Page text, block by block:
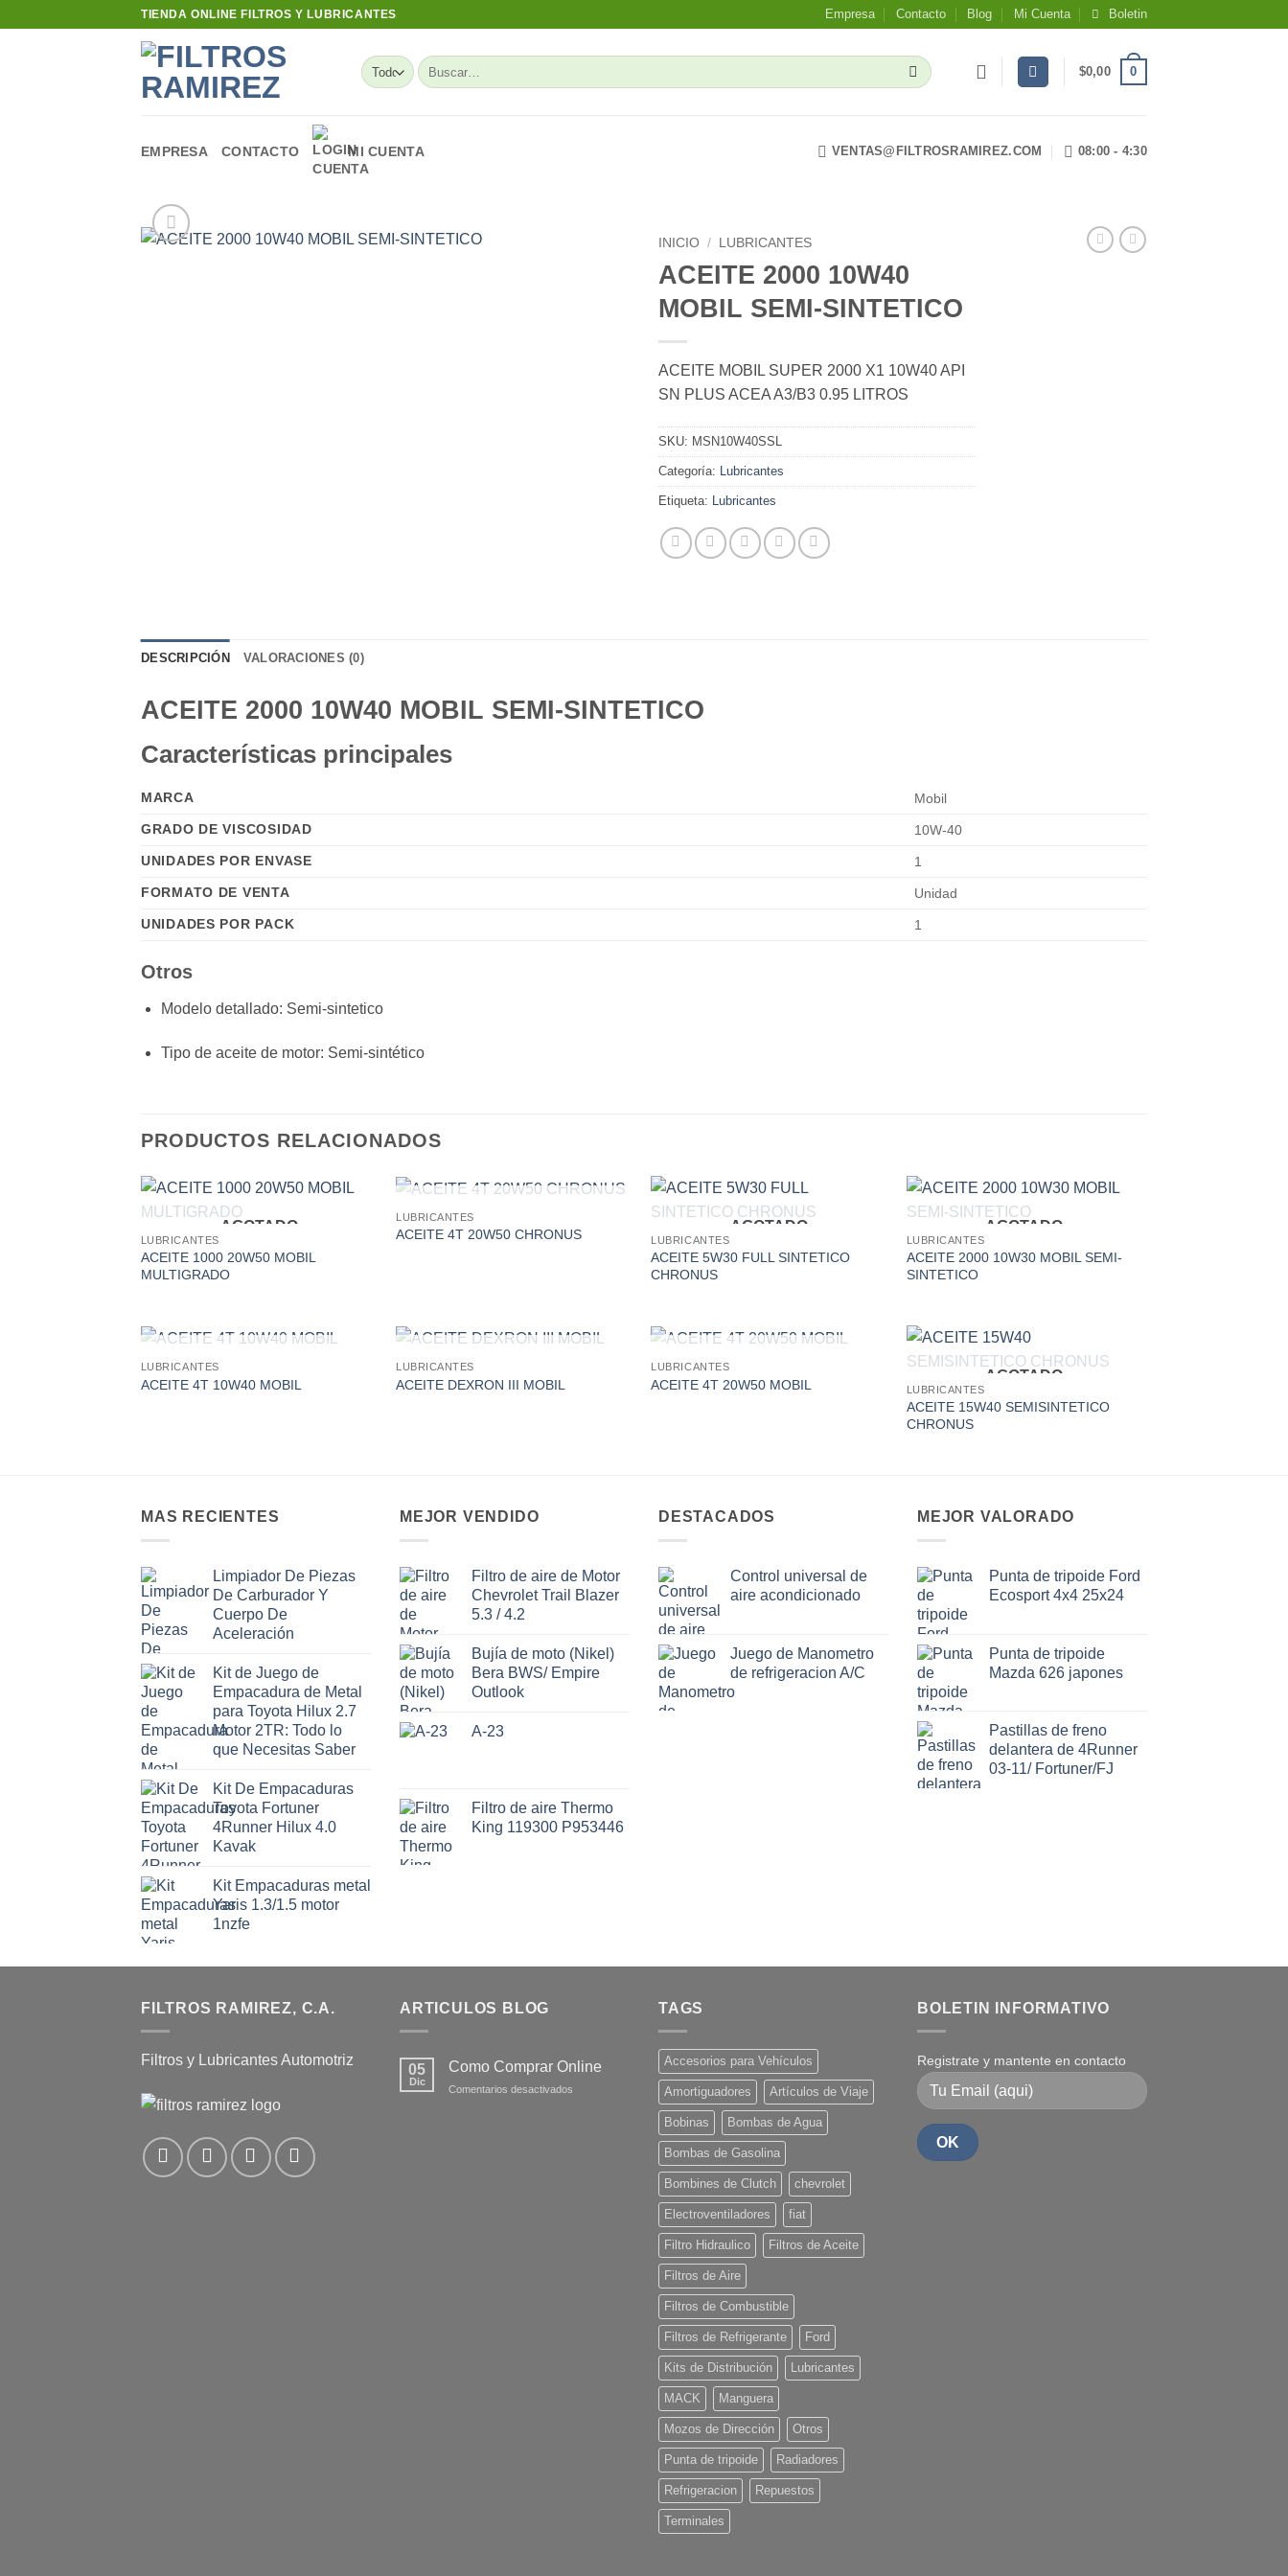
TIENDA ONLINE FILTROS Y LUBRICANTES Empresa Contacto Blog Mi Cuenta Boletin
Buscar
por:
$0,00 0
EMPRESA CONTACTO MI CUENTA VENTAS@FILTROSRAMIREZ.COM 08:00 - 4:30
INICIO / LUBRICANTES
ACEITE 2000 10W40
MOBIL SEMI-SINTETICO
ACEITE MOBIL SUPER 2000 X1 10W40 API
SN PLUS ACEA A3/B3 0.95 LITROS
SKU: MSN10W40SSL
Categoría: Lubricantes
Etiqueta: Lubricantes
DESCRIPCIÓN VALORACIONES (0)
ACEITE 2000 10W40 MOBIL SEMI-SINTETICO
Características principales
MARCA
Mobil
GRADO DE VISCOSIDAD
10W-40
UNIDADES POR ENVASE
1
FORMATO DE VENTA
Unidad
UNIDADES POR PACK
1
Otros
Modelo detallado: Semi-sintetico
Tipo de aceite de motor: Semi-sintético
PRODUCTOS RELACIONADOS
AGOTADO
LUBRICANTES
ACEITE 1000 20W50 MOBIL
MULTIGRADO
wishlist
LUBRICANTES
ACEITE 4T 20W50 CHRONUS
AGOTADO
LUBRICANTES
ACEITE 5W30 FULL SINTETICO
CHRONUS
AGOTADO
LUBRICANTES
ACEITE 2000 10W30 MOBIL SEMI-
SINTETICO
LUBRICANTES
ACEITE 4T 10W40 MOBIL
LUBRICANTES
ACEITE DEXRON III MOBIL
LUBRICANTES
ACEITE 4T 20W50 MOBIL
AGOTADO
LUBRICANTES
ACEITE 15W40 SEMISINTETICO
CHRONUS
MAS RECIENTES
Limpiador De Piezas
De Carburador Y
Cuerpo De
Aceleración
Kit de Juego de
Empacadura de Metal
para Toyota Hilux 2.7
Motor 2TR: Todo lo
que Necesitas Saber
Kit De Empacaduras
Toyota Fortuner
4Runner Hilux 4.0
Kavak
Kit Empacaduras metal
Yaris 1.3/1.5 motor
1nzfe
MEJOR VENDIDO
Filtro de aire de Motor
Chevrolet Trail Blazer
5.3 / 4.2
Bujía de moto (Nikel)
Bera BWS/ Empire
Outlook
A-23
Filtro de aire Thermo
King 119300 P953446
DESTACADOS
Control universal de
aire acondicionado
Juego de Manometro
de refrigeracion A/C
MEJOR VALORADO
Punta de tripoide Ford
Ecosport 4x4 25x24
Punta de tripoide
Mazda 626 japones
Pastillas de freno
delantera de 4Runner
03-11/ Fortuner/FJ
FILTROS RAMIREZ, C.A.
Filtros y Lubricantes Automotriz
ARTICULOS BLOG
05
Dic
Como Comprar Online
Comentarios desactivados
TAGS
Accesorios para Vehículos
Amortiguadores Artículos de Viaje
Bobinas Bombas de Agua
Bombas de Gasolina
Bombines de Clutch chevrolet
Electroventiladores fiat
Filtro Hidraulico Filtros de Aceite
Filtros de Aire
Filtros de Combustible
Filtros de Refrigerante Ford
Kits de Distribución Lubricantes
MACK Manguera
Mozos de Dirección Otros
Punta de tripoide Radiadores
Refrigeracion Repuestos
Terminales
BOLETIN INFORMATIVO
Registrate y mantente en contacto